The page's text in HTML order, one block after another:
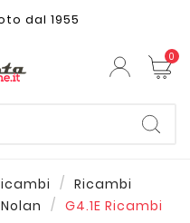
dal 1955
0
Ricambi
G4.1E Ricambi